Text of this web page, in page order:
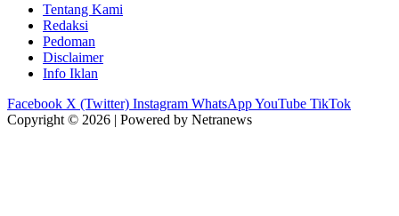
Tentang Kami
Redaksi
Pedoman
Disclaimer
Info Iklan
Facebook X (Twitter) Instagram WhatsAppYouTube TikTok
Copyright © 2026 | Powered by Netranews